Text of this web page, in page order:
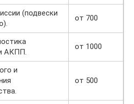
(подвески
от 700
АКПП.
от 1000
и
от 500